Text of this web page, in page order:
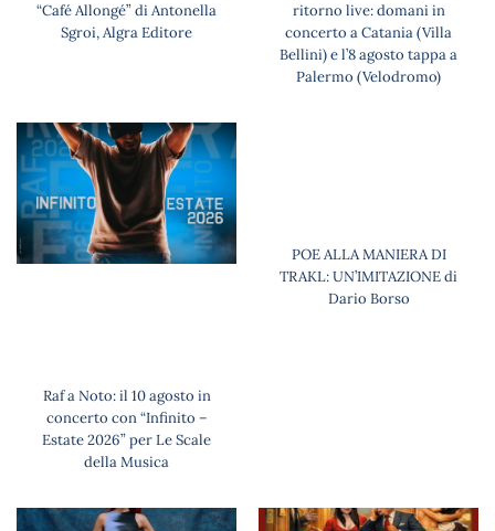
“Café Allongé” di Antonella
Sgroi, Algra Editore
ritorno live: domani in
concerto a Catania (Villa
Bellini) e l’8 agosto tappa a
Palermo (Velodromo)
Raf a Noto: il 10 agosto in
concerto con “Infinito –
Estate 2026” per Le Scale
della Musica
POE ALLA MANIERA DI
TRAKL: UN’IMITAZIONE di
Dario Borso